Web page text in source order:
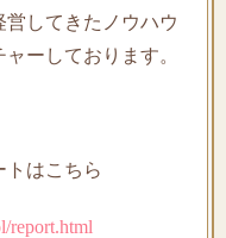
営してきたノウハウ
ャーしております。
はこちら
report.html